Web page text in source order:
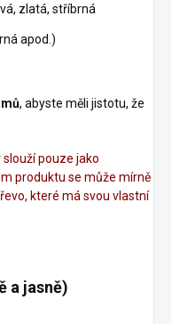
zlatá, stříbrná
apod.)
, abyste měli jistotu, že
pouze jako
produktu se může mírně
které má svou vlastní
a jasně)